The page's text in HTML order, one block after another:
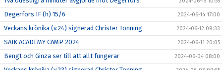
Degerfors IF (h) 15/6 2024-06-14 17:00
Veckans krönika (v.24) signerad Christer Tonning 2024-06-12 09:33
SAIK ACADEMY CAMP 2024 2024-06-11 20:05
Bengt och Ginza ser till att allt fungerar 2024-06-04 08:00